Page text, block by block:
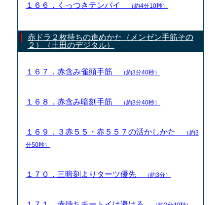
１６６．くっつきテンパイ （約4分10秒）
赤ドラ２枚持ちの進めかた（メンゼン手筋その
２）（土田のデジタル）
１６７．赤含み雀頭手筋 （約3分40秒）
１６８．赤含み暗刻手筋 （約3分40秒）
１６９．３赤５５・赤５５７の活かしかた
（約3
分50秒）
１７０．三暗刻よりターツ優先 （約3分）